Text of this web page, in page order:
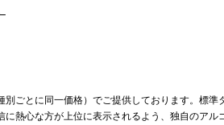
ごとに同一価格）でご提供しております。標準
熱心な方が上位に表示されるよう、独自のアル